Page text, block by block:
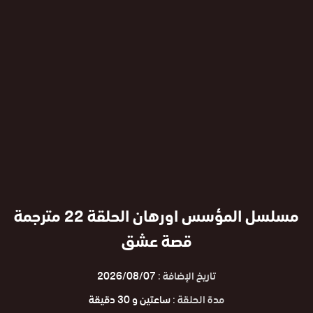
مسلسل المؤسس اورهان الحلقة 22 مترجمة
قصة عشق
تاريخ الإضافة :2026/08/07
مدة الحلقة :ساعتين و 30 دقيقة